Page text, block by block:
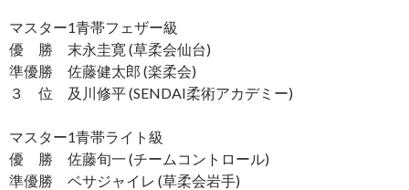
マスター1青帯フェザー級
優 勝 末永圭寛 (草柔会仙台)
準優勝 佐藤健太郎 (楽柔会)
３ 位 及川修平 (SENDAI柔術アカデミー)
マスター1青帯ライト級
優 勝 佐藤旬一 (チームコントロール)
準優勝 ベサジャイレ (草柔会岩手)